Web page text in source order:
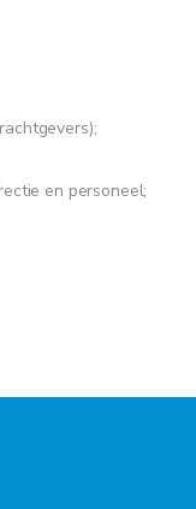
en personeel;